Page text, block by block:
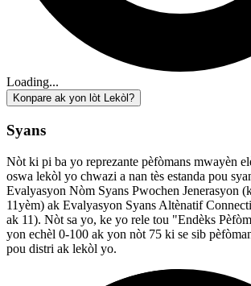
Loading...
Konpare ak yon lòt Lekòl?
Syans
Nòt ki pi ba yo reprezante pèfòmans mwayèn
oswa lekòl yo chwazi a nan tès estanda pou
Evalyasyon Nòm Syans Pwochen Jenerasyon
11yèm) ak Evalyasyon Syans Altènatif
ak 11). Nòt sa yo, ke yo rele tou "Endèks
yon echèl 0-100 ak yon nòt 75 ki se sib
pou distri ak lekòl yo.